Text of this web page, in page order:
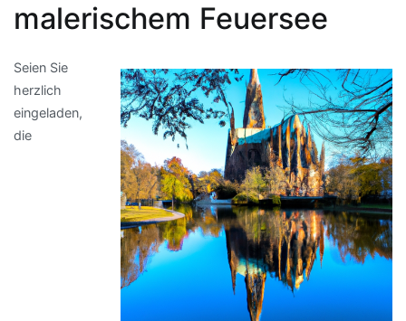
malerischem Feuersee
Seien Sie
herzlich
eingeladen,
die